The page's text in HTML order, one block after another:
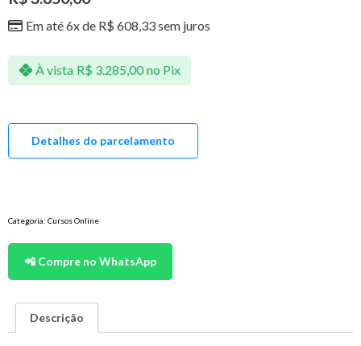
Em até 6x de R$ 608,33sem juros
À vista R$ 3.285,00 no Pix
Detalhes do parcelamento
Categoria: Cursos Online
📲 Compre no WhatsApp
Descrição